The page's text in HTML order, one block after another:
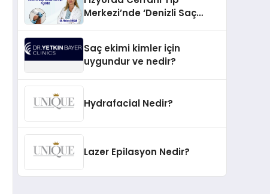
Merkezi’nde ‘Denizli Saç
Saç ekimi kimler için
uygundur ve nedir?
Hydrafacial Nedir?
Lazer Epilasyon Nedir?